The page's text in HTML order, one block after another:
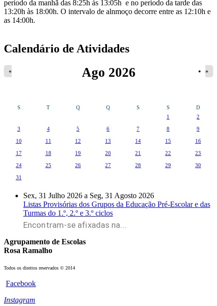
período da manhã das 8:25h às 13:05h e no período da tarde das
13:20h às 18:00h. O intervalo de alnmoço decorre entre as 12:10h e
as 14:00h.
Calendário de Atividades
Ago 2026
« »
S T Q Q S S
D
1
2
3 4 5 6 7 8 9
10 11 12 13 14 15 16
17 18 19 20 21 22 23
24 25 26 27 28 29 30
31
Sex, 31 Julho 2026 a Seg, 31 Agosto 2026
Listas Provisórias dos Grupos da Educação Pré-Escolar e das
Turmas do 1.º, 2.º e 3.º ciclos
Encontram-se afixadas na...
Agrupamento de Escolas
Rosa Ramalho
Todos os direitos reservados © 2014
Facebook
Instagram